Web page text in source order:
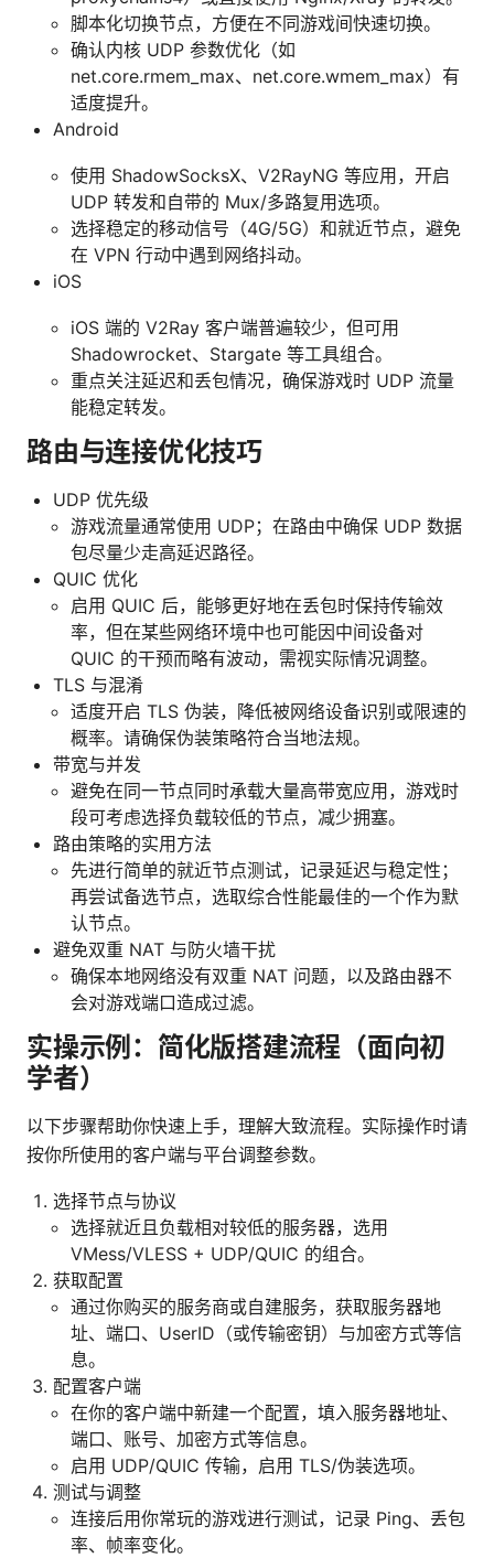
脚本化切换节点，方便在不同游戏间快速切换。
确认内核 UDP 参数优化（如
net.core.rmem_max、net.core.wmem_max）有
适度提升。
Android
使用 ShadowSocksX、V2RayNG 等应用，开启
UDP 转发和自带的 Mux/多路复用选项。
选择稳定的移动信号（4G/5G）和就近节点，避免
在 VPN 行动中遇到网络抖动。
iOS
iOS 端的 V2Ray 客户端普遍较少，但可用
Shadowrocket、Stargate 等工具组合。
重点关注延迟和丢包情况，确保游戏时 UDP 流量
能稳定转发。
路由与连接优化技巧
UDP 优先级
游戏流量通常使用 UDP；在路由中确保 UDP 数据
包尽量少走高延迟路径。
QUIC 优化
启用 QUIC 后，能够更好地在丢包时保持传输效
率，但在某些网络环境中也可能因中间设备对
QUIC 的干预而略有波动，需视实际情况调整。
TLS 与混淆
适度开启 TLS 伪装，降低被网络设备识别或限速的
概率。请确保伪装策略符合当地法规。
带宽与并发
避免在同一节点同时承载大量高带宽应用，游戏时
段可考虑选择负载较低的节点，减少拥塞。
路由策略的实用方法
先进行简单的就近节点测试，记录延迟与稳定性；
再尝试备选节点，选取综合性能最佳的一个作为默
认节点。
避免双重 NAT 与防火墙干扰
确保本地网络没有双重 NAT 问题，以及路由器不
会对游戏端口造成过滤。
实操示例：简化版搭建流程（面向初
学者）
以下步骤帮助你快速上手，理解大致流程。实际操作时请
按你所使用的客户端与平台调整参数。
选择节点与协议
选择就近且负载相对较低的服务器，选用
VMess/VLESS + UDP/QUIC 的组合。
获取配置
通过你购买的服务商或自建服务，获取服务器地
址、端口、UserID（或传输密钥）与加密方式等信
息。
配置客户端
在你的客户端中新建一个配置，填入服务器地址、
端口、账号、加密方式等信息。
启用 UDP/QUIC 传输，启用 TLS/伪装选项。
测试与调整
连接后用你常玩的游戏进行测试，记录 Ping、丢包
率、帧率变化。